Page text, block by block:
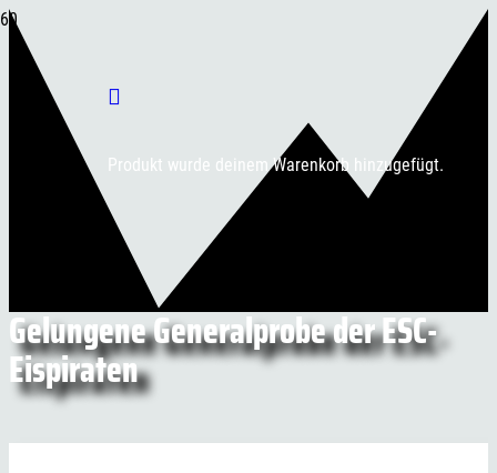
Produkt wurde deinem Warenkorb hinzugefügt.
Gelungene Generalprobe der ESC-
Eispiraten